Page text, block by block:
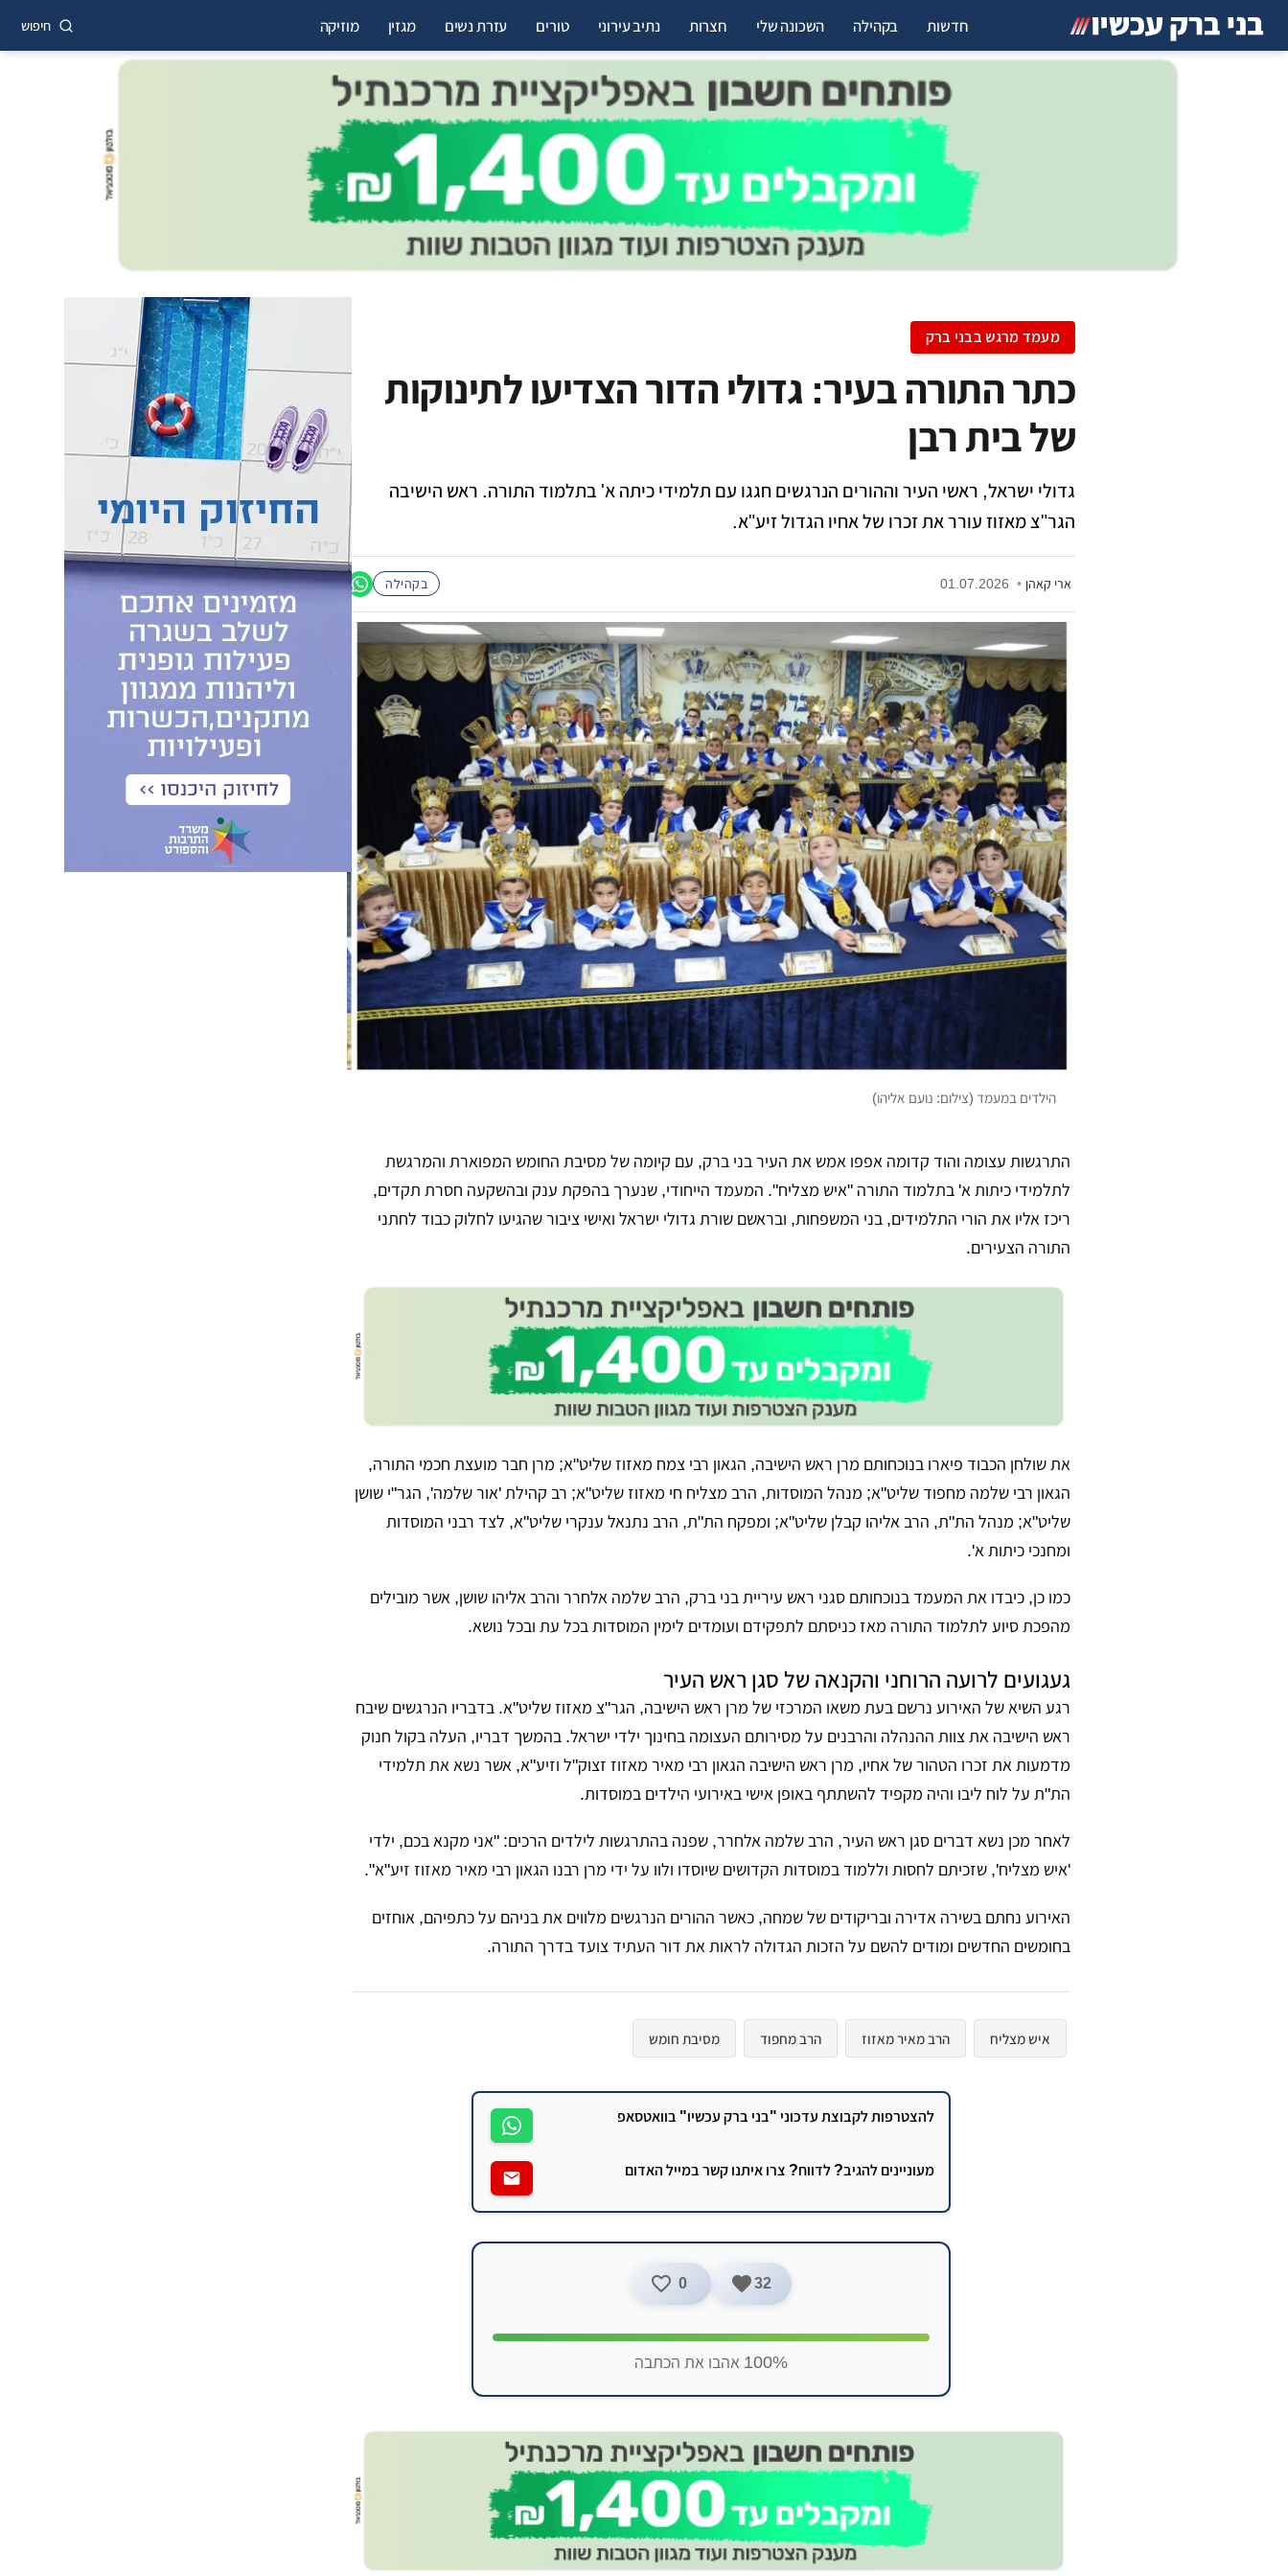
חדשות בקהילה השכונה שלי חצרות נתיב עירוני טורים עזרת נשים מגזין מוזיקה חיפוש
מעמד מרגש בבני ברק
כתר התורה בעיר: גדולי הדור הצדיעו לתינוקות
של בית רבן
גדולי ישראל, ראשי העיר וההורים הנרגשים חגגו עם תלמידי כיתה א' בתלמוד התורה. ראש הישיבה
הגר"צ מאזוז עורר את זכרו של אחיו הגדול זיע"א.
ארי קאהן •
01.07.2026 בקהילה
הילדים במעמד (צילום: נועם אליהו)
התרגשות עצומה והוד קדומה אפפו אמש את העיר בני ברק, עם קיומה של מסיבת החומש המפוארת והמרגשת
לתלמידי כיתות א' בתלמוד התורה "איש מצליח". המעמד הייחודי, שנערך בהפקת ענק ובהשקעה חסרת תקדים,
ריכז אליו את הורי התלמידים, בני המשפחות, ובראשם שורת גדולי ישראל ואישי ציבור שהגיעו לחלוק כבוד לחתני
התורה הצעירים.
את שולחן הכבוד פיארו בנוכחותם מרן ראש הישיבה, הגאון רבי צמח מאזוז שליט"א; מרן חבר מועצת חכמי התורה,
הגאון רבי שלמה מחפוד שליט"א; מנהל המוסדות, הרב מצליח חי מאזוז שליט"א; רב קהילת 'אור שלמה', הגר"י שושן
שליט"א; מנהל הת"ת, הרב אליהו קבלן שליט"א; ומפקח הת"ת, הרב נתנאל ענקרי שליט"א, לצד רבני המוסדות
ומחנכי כיתות א'.
כמו כן, כיבדו את המעמד בנוכחותם סגני ראש עיריית בני ברק, הרב שלמה אלחרר והרב אליהו שושן, אשר מובילים
מהפכת סיוע לתלמוד התורה מאז כניסתם לתפקידם ועומדים לימין המוסדות בכל עת ובכל נושא.
געגועים לרועה הרוחני והקנאה של סגן ראש העיר
רגע השיא של האירוע נרשם בעת משאו המרכזי של מרן ראש הישיבה, הגר"צ מאזוז שליט"א. בדבריו הנרגשים שיבח
ראש הישיבה את צוות ההנהלה והרבנים על מסירותם העצומה בחינוך ילדי ישראל. בהמשך דבריו, העלה בקול חנוק
מדמעות את זכרו הטהור של אחיו, מרן ראש הישיבה הגאון רבי מאיר מאזוז זצוק"ל וזיע"א, אשר נשא את תלמידי
הת"ת על לוח ליבו והיה מקפיד להשתתף באופן אישי באירועי הילדים במוסדות.
לאחר מכן נשא דברים סגן ראש העיר, הרב שלמה אלחרר, שפנה בהתרגשות לילדים הרכים: "אני מקנא בכם, ילדי
'איש מצליח', שזכיתם לחסות וללמוד במוסדות הקדושים שיוסדו ולוו על ידי מרן רבנו הגאון רבי מאיר מאזוז זיע"א".
האירוע נחתם בשירה אדירה ובריקודים של שמחה, כאשר ההורים הנרגשים מלווים את בניהם על כתפיהם, אוחזים
בחומשים החדשים ומודים להשם על הזכות הגדולה לראות את דור העתיד צועד בדרך התורה.
איש מצליח הרב מאיר מאזוז הרב מחפוד מסיבת חומש
להצטרפות לקבוצת עדכוני "בני ברק עכשיו" בוואטסאפ
מעוניינים להגיב? לדווח? צרו איתנו קשר במייל האדום
32
0
100% אהבו את הכתבה